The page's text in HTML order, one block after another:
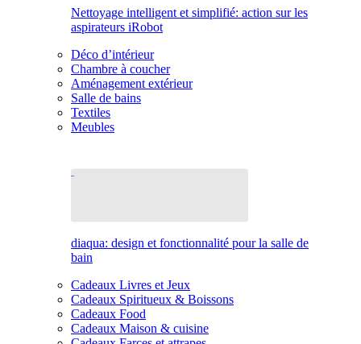
Nettoyage intelligent et simplifié: action sur les
aspirateurs iRobot
Déco d’intérieur
Chambre à coucher
Aménagement extérieur
Salle de bains
Textiles
Meubles
diaqua: design et fonctionnalité pour la salle de
bain
Cadeaux Livres et Jeux
Cadeaux Spiritueux & Boissons
Cadeaux Food
Cadeaux Maison & cuisine